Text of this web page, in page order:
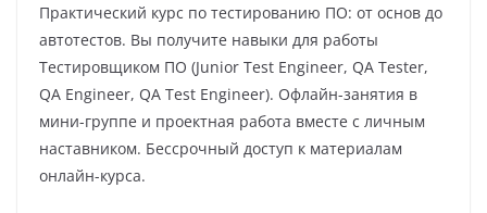
Практический курс по тестированию ПО: от основ до
автотестов. Вы получите навыки для работы
Тестировщиком ПО (Junior Test Engineer, QA Tester,
QA Engineer, QA Test Engineer). Офлайн-занятия в
мини-группе и проектная работа вместе с личным
наставником. Бессрочный доступ к материалам
онлайн-курса.